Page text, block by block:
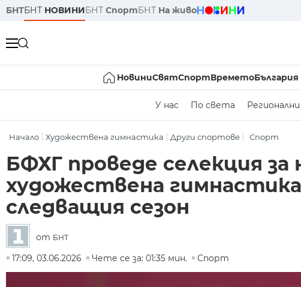
БНТБНТ НОВИНИБНТ СпортБНТ На живо
НовиниСвятСпортВремето
У нас По света Регионални
Начало Художествена гимнастика Други спортове Спорт
БФХГ проведе селекция
художествена
следващия сезон
от БНТ
17:09, 03.06.2026
Чете се за: 01:35 мин. Спорт